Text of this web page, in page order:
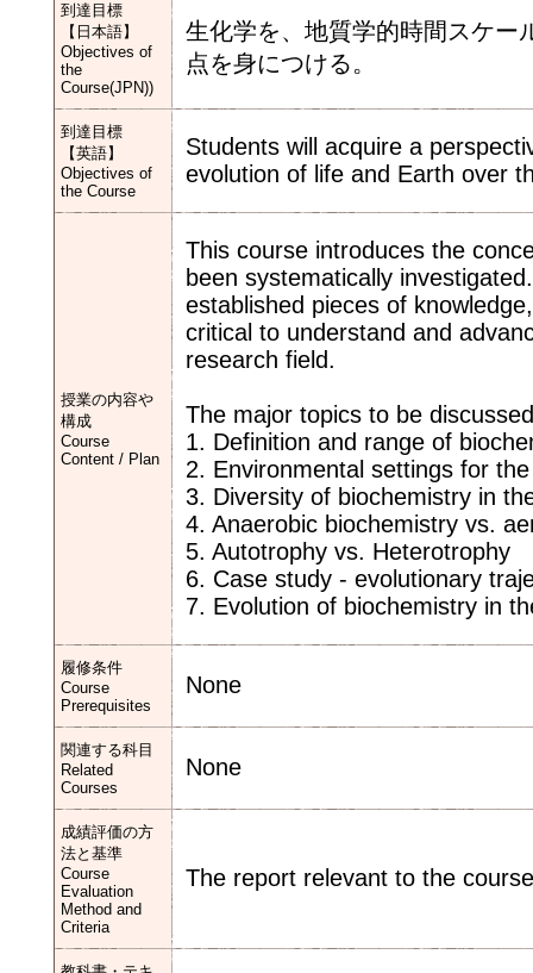
到達目標
【日本語】
Objectives of
the
Course(JPN))
生化学を、地質学的時間スケー
点を身につける。
到達目標
【英語】
Objectives of
the Course
Students will acquire a
evolution of life and Earth over
授業の内容や
構成
Course
Content / Plan
This course introduces the
been systematically
established pieces of
critical to understand and
research field.
The major topics to be
1. Definition and range of
2. Environmental settings for
3. Diversity of biochemistry in
4. Anaerobic biochemistry vs.
5. Autotrophy vs. Heterotrophy
6. Case study - evolutionary
7. Evolution of biochemistry in
履修条件
Course
Prerequisites
None
関連する科目
Related
Courses
None
成績評価の方
法と基準
Course
Evaluation
Method and
Criteria
The report relevant to the